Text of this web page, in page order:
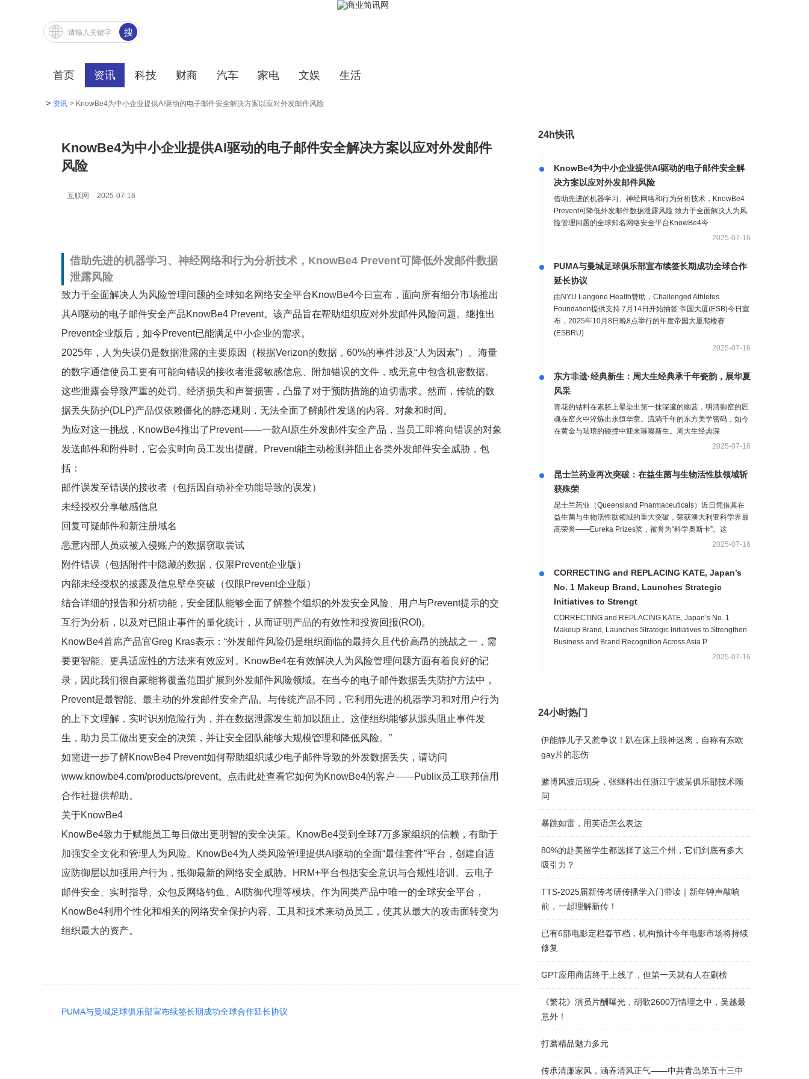
搜
首页 资讯 科技 财商 汽车 家电 文娱 生活
> 资讯 > KnowBe4为中小企业提供AI驱动的电子邮件安全解决方案以应对外发邮件风险
KnowBe4为中小企业提供AI驱动的电子邮件安全解决方案以应对外发邮件
风险
互联网 2025-07-16
借助先进的机器学习、神经网络和行为分析技术，KnowBe4 Prevent可降低外发邮件数据
泄露风险
致力于全面解决人为风险管理问题的全球知名网络安全平台KnowBe4今日宣布，面向所有细分市场推出
其AI驱动的电子邮件安全产品KnowBe4 Prevent。该产品旨在帮助组织应对外发邮件风险问题。继推出
Prevent企业版后，如今Prevent已能满足中小企业的需求。
2025年，人为失误仍是数据泄露的主要原因（根据Verizon的数据 ，60%的事件涉及“人为因素”）。海量
的数字通信使员工更有可能向错误的接收者泄露敏感信息、附加错误的文件，或无意中包含机密数据。
这些泄露会导致严重的处罚、经济损失和声誉损害，凸显了对于预防措施的迫切需求。然而，传统的数
据丢失防护(DLP)产品仅依赖僵化的静态规则，无法全面了解邮件发送的内容、对象和时间。
为应对这一挑战，KnowBe4推出了Prevent——一款AI原生外发邮件安全产品，当员工即将向错误的对象
发送邮件和附件时，它会实时向员工发出提醒。Prevent能主动检测并阻止各类外发邮件安全威胁，包
括：
邮件误发至错误的接收者（包括因自动补全功能导致的误发）
未经授权分享敏感信息
回复可疑邮件和新注册域名
恶意内部人员或被入侵账户的数据窃取尝试
附件错误（包括附件中隐藏的数据，仅限Prevent企业版）
内部未经授权的披露及信息壁垒突破（仅限Prevent企业版）
结合详细的报告和分析功能，安全团队能够全面了解整个组织的外发安全风险、用户与Prevent提示的交
互行为分析，以及对已阻止事件的量化统计，从而证明产品的有效性和投资回报(ROI)。
KnowBe4首席产品官Greg Kras表示：“外发邮件风险仍是组织面临的最持久且代价高昂的挑战之一，需
要更智能、更具适应性的方法来有效应对。KnowBe4在有效解决人为风险管理问题方面有着良好的记
录，因此我们很自豪能将覆盖范围扩展到外发邮件风险领域。在当今的电子邮件数据丢失防护方法中，
Prevent是最智能、最主动的外发邮件安全产品。与传统产品不同，它利用先进的机器学习和对用户行为
的上下文理解，实时识别危险行为，并在数据泄露发生前加以阻止。这使组织能够从源头阻止事件发
生，助力员工做出更安全的决策，并让安全团队能够大规模管理和降低风险。”
如需进一步了解KnowBe4 Prevent如何帮助组织减少电子邮件导致的外发数据丢失，请访问
www.knowbe4.com/products/prevent。点击此处查看它如何为KnowBe4的客户——Publix员工联邦信用
合作社提供帮助。
关于KnowBe4
KnowBe4致力于赋能员工每日做出更明智的安全决策。KnowBe4受到全球7万多家组织的信赖，有助于
加强安全文化和管理人为风险。KnowBe4为人类风险管理提供AI驱动的全面“最佳套件”平台，创建自适
应防御层以加强用户行为，抵御最新的网络安全威胁。HRM+平台包括安全意识与合规性培训、云电子
邮件安全、实时指导、众包反网络钓鱼、AI防御代理等模块。作为同类产品中唯一的全球安全平台，
KnowBe4利用个性化和相关的网络安全保护内容、工具和技术来动员员工，使其从最大的攻击面转变为
组织最大的资产。
PUMA与曼城足球俱乐部宣布续签长期成功全球合作延长协议
24h快讯
KnowBe4为中小企业提供AI驱动的电子邮件安全解
决方案以应对外发邮件风险
借助先进的机器学习、神经网络和行为分析技术，KnowBe4
Prevent可降低外发邮件数据泄露风险 致力于全面解决人为风
险管理问题的全球知名网络安全平台KnowBe4今
2025-07-16
PUMA与曼城足球俱乐部宣布续签长期成功全球合作
延长协议
由NYU Langone Health赞助，Challenged Athletes
Foundation提供支持 7月14日开始抽签 帝国大厦(ESB)今日宣
布，2025年10月8日晚8点举行的年度帝国大厦爬楼赛
(ESBRU)
2025-07-16
东方非遗·经典新生：周大生经典承千年瓷韵，展华夏
风采
青花的钴料在素胚上晕染出第一抹深邃的幽蓝，明清御窑的匠
魂在窑火中淬炼出永恒华章。流淌千年的东方美学密码，如今
在黄金与珐琅的碰撞中迎来璀璨新生。周大生经典深
2025-07-16
昆士兰药业再次突破：在益生菌与生物活性肽领域斩
获殊荣
昆士兰药业（Queensland Pharmaceuticals）近日凭借其在
益生菌与生物活性肽领域的重大突破，荣获澳大利亚科学界最
高荣誉——Eureka Prizes奖，被誉为“科学奥斯卡”。这
2025-07-16
CORRECTING and REPLACING KATE, Japan’s
No. 1 Makeup Brand, Launches Strategic
Initiatives to Strengt
CORRECTING and REPLACING KATE, Japan’s No. 1
Makeup Brand, Launches Strategic Initiatives to Strengthen
Business and Brand Recognition Across Asia P
2025-07-16
24小时热门
伊能静儿子又惹争议！趴在床上眼神迷离，自称有东欧
gay片的悲伤
赌博风波后现身，张继科出任浙江宁波某俱乐部技术顾
问
暴跳如雷，用英语怎么表达
80%的赴美留学生都选择了这三个州，它们到底有多大
吸引力？
TTS-2025届新传考研传播学入门带读｜新年钟声敲响
前，一起理解新传！
已有6部电影定档春节档，机构预计今年电影市场将持续
修复
GPT应用商店终于上线了，但第一天就有人在刷榜
《繁花》演员片酬曝光，胡歌2600万情理之中，吴越最
意外！
打磨精品魅力多元
传承清廉家风，涵养清风正气——中共青岛第五十三中